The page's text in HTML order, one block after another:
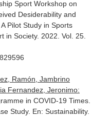
Sport Workshop on
Desiderability and
Pilot Study in Sports
in Society. 2022. Vol. 25.
Ramón, Jambrino
Fernandez, Jeronimo:
in COVID-19 Times.
Study. En: Sustainability.